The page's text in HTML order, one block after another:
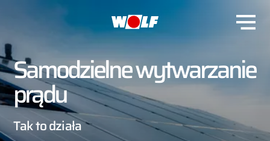
Samodzielne wytwarzanie
prądu
Tak to działa